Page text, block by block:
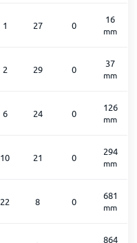
1 27 0
16
mm
2 29 0
37
mm
6 24 0
126
mm
10 21 0
294
mm
22 8 0
681
mm
864